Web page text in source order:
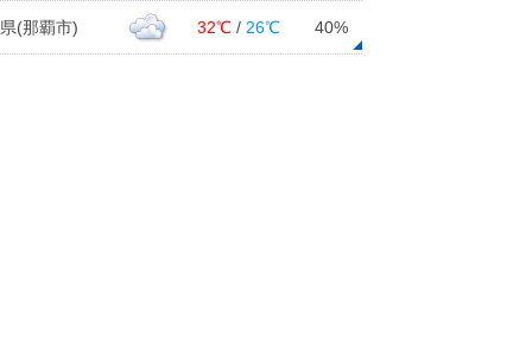
(那覇市) 32℃ / 26℃ 40%